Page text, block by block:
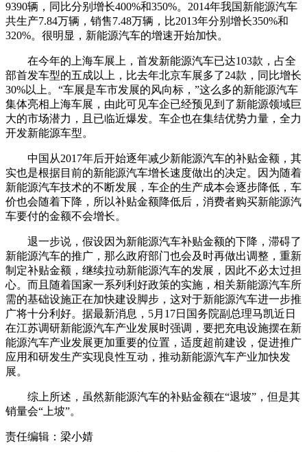
9390辆，同比分别增长400%和350%。2014年我国新能源汽车
共生产7.84万辆，销售7.48万辆，比2013年分别增长350%和
320%。很明显，新能源汽车的增速开始加快。
在今年的上海车展上，首发新能源汽车已达103款，占全
部首发车型的五成以上，比去年北京车展多了24款，同比增长
30%以上。“车展是车市发展的风向标，”这么多的新能源汽车
集体亮相上海车展，由此可见车企已经预见到了新能源领域巨
大的市场潜力，且已临近爆发。车企也在集结优势力量，全力
开发新能源车型。
中国从2017年后开始逐年减少新能源汽车的补贴金额，其
实也是根据目前的新能源汽车增长速度做出的决定。因为随着
新能源汽车技术的不断发展，车企的生产成本会逐步降低，车
价也会随着下降，所以补贴金额降低后，消费者购买新能源汽
车要付的金额不会增长。
退一步说，假设因为新能源汽车补贴金额的下降，滞碍了
新能源汽车的推广，那么政府部门也会及时再做出调整，重新
制定补贴金额，继续拉动新能源汽车的发展，因此不必太过担
心。而且随着国家一系列利好政策的实施，相关新能源汽车所
需的基础设施正在加快建设脚步，这对于新能源汽车进一步推
广将十分利好。据最新消息，5月17日国务院副总理马凯近日
在江苏调研新能源汽车产业发展时强调，要把充电设施摆在新
能源汽车产业发展更加重要的位置，适度超前建设，促进推广
应用和研发生产实现良性互动，推动新能源汽车产业加快发
展。
综上所述，虽然新能源汽车的补贴金额在“退坡”，但是其
销量会“上坡”。
责任编辑：梁小婧